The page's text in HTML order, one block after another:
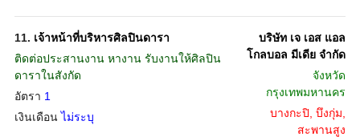
11. เจ้าหน้าที่บริหารศิลปินดารา
ติดต่อประสานงาน หางาน รับงานให้ศิลปิน
ดาราในสังกัด
อัตรา 1
เงินเดือนไม่ระบุ
บริษัท เจ เอส แอล
โกลบอล มีเดีย จำกัด
จังหวัด
กรุงเทพมหานคร
บางกะปิ, บึงกุ่ม,
สะพานสูง